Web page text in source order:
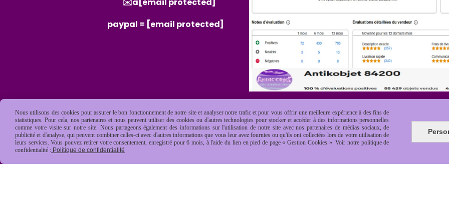
paypal = [email protected]
Nous utilisons des cookies pour assurer le bon fonctionnement de notre site et analyser notre trafic et pour vous offrir une meilleure expérience à des fins de
statistiques. Pour cela, nos partenaires et nous peuvent utiliser des cookies ou d'autres technologies pour stocker et accéder à des informations personnelles
comme votre visite sur notre site. Nous partageons également des informations sur l'utilisation de notre site avec nos partenaires de médias sociaux, de
publicité et d'analyse, qui peuvent combiner celles-ci avec d'autres informations que vous leur avez fournies ou qu'ils ont collectées lors de votre utilisation de
leurs services. Vous pouvez retirer votre consentement, enregistré pour 6 mois, à l'aide du lien en pied de page « Gestion Cookies ». Voir notre politique de
confidentialité : Politique de confidentialité